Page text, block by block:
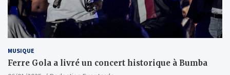
MUSIQUE
Ferre Gola a livré un concert historique à Bumba